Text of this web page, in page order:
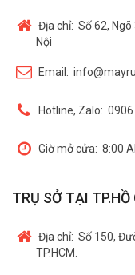
Địa chỉ: Số 62, Ngõ
Nội
Email:
Hotline, Zalo:
Giờ mở cửa: 8:00
TRỤ SỞ TẠI
Địa chỉ: Số 150,
TP.HCM.